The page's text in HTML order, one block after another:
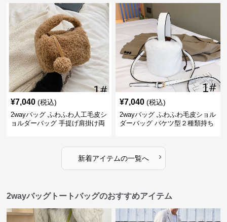
¥7,040 (税込)
2wayバッグ ふわふわ人工毛皮シ
ョルダーバッグ 手提げ肩掛け両
¥7,040 (税込)
2wayバッグ ふわふわ毛皮ショル
ダーバッグ バケツ型２種類持ち
新着アイテムの一覧へ ›
2wayバッグトートバッグのおすすめアイテム